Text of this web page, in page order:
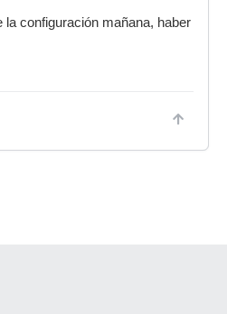
la configuración mañana, haber